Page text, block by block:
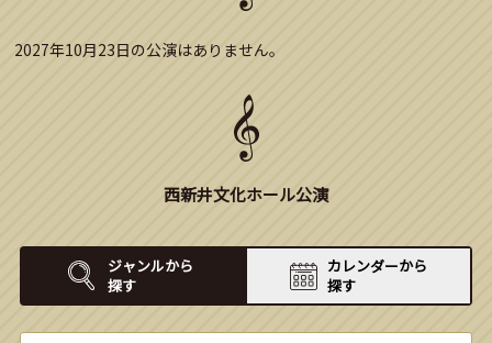
2027年10月23日の公演はありません。
西新井文化ホール公演
ジャンルから
探す
カレンダーから
探す